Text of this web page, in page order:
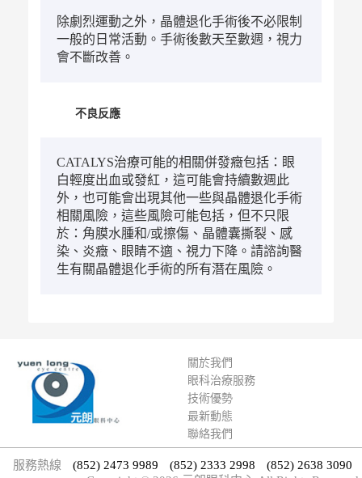
除劇烈運動之外，晶體退化手術後不必限制
一般的日常活動。手術後數天至數週，視力
會不斷改善。
不良反應
CATALYS治療可能的相關併發癥包括：眼
白輕度出血或發紅，這可能會持續數週此
外，也可能會出現其他一些與晶體退化手術
相關風險，這些風險可能包括，但不只限
於：角膜水腫和/或擦傷、晶體囊撕裂、感
染、炎癥、眼睛不適、視力下降。請諮詢醫
生有關晶體退化手術的所有潛在風險。
關於我們
眼科治療服務
技術優勢
最新動態
聯絡我們
服務熱線 (852) 2473 9989 (852) 2333 2998
(852) 2638 3090